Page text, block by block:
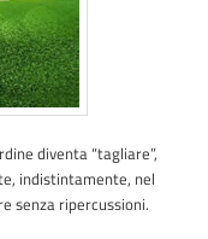
diventa “tagliare”,
indistintamente, nel
senza ripercussioni.